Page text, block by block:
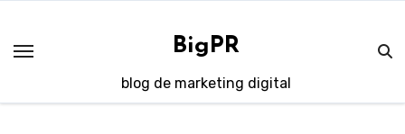
conținut
BigPR
blog de marketing digital